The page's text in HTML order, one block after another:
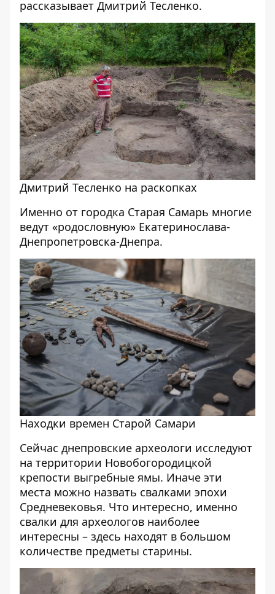
рассказывает Дмитрий Тесленко.
Дмитрий Тесленко на раскопках
Именно от городка Старая Самарь многие
ведут «родословную» Екатеринослава-
Днепропетровска-Днепра.
Находки времен Старой Самари
Сейчас днепровские археологи исследуют
на территории Новобогородицкой
крепости выгребные ямы. Иначе эти
места можно назвать свалками эпохи
Средневековья. Что интересно, именно
свалки для археологов наиболее
интересны – здесь находят в большом
количестве предметы старины.